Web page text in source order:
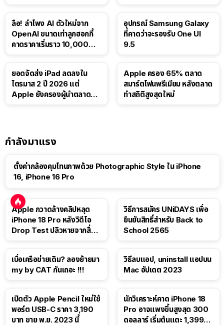
ลือ! ลำโพง AI ตัวใหม่จาก
OpenAI ขนาดเท่าลูกฮอกกี้
คาดราคาเริ่มราว 10,000
อุปกรณ์ Samsung Galaxy
ที่คาดว่าจะรองรับ One UI
9.5
ยอดจัดส่ง iPad ลดลงใน
ไตรมาส 2 ปี 2026 แต่
Apple ยังครองผู้นำตลาด
Apple ครอง 65% ตลาด
สมาร์ตโฟนพรีเมียม หลังตลาด
ทำสถิติสูงสุดใหม่
กำลังมาแรง
ตั้งค่ากล้องคุมโทนภาพด้วย Photographic Style ใน iPhone
16, iPhone 16 Pro
Apple กวาดล้างคลิปหลุด
iPhone 18 Pro หลังวิดีโอ
Drop Test ปลิวหายจากสื่อ
วิธีการสมัคร UNiDAYS เพื่อ
ยืนยันสิทธิ์สำหรับ Back to
School 2565
เบื่อเครือข่ายเดิม? ลองย้ายมา
my by CAT กันเถอะ !!!
วิธีลบแอป, uninstall แอปบน
Mac อัปเดต 2023
เปิดตัว Apple Pencil ใหม่ใช้
พอร์ต USB-C ราคา 3,190
บาท ขาย พ.ย. 2023 นี้
นักวิเคราะห์คาด iPhone 18
Pro อาจแพงขึ้นสูงสุด 300
ดอลลาร์ เริ่มต้นแตะ 1,399